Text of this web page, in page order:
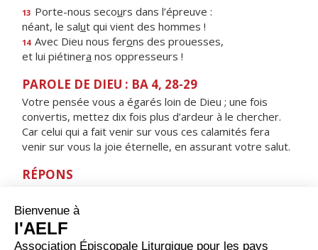
13 Porte-nous secours dans l’épreuve :
néant, le salut qui vient des hommes !
14 Avec Dieu nous ferons des prouesses,
et lui piétinera nos oppresseurs !
PAROLE DE DIEU : BA 4, 28-29
Votre pensée vous a égarés loin de Dieu ; une fois
convertis, mettez dix fois plus d’ardeur à le chercher.
Car celui qui a fait venir sur vous ces calamités fera
venir sur vous la joie éternelle, en assurant votre salut.
RÉPONS
près de lui abonde le rachat.
ORAISON